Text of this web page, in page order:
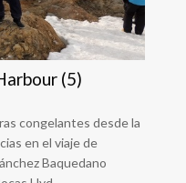
(5)
congelantes desde la
en el viaje de
Baquedano